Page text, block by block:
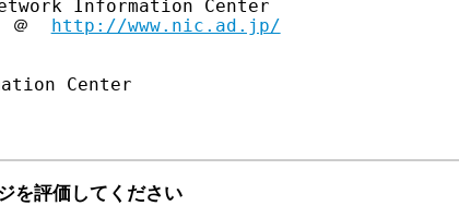
Information Center
＠ http://www.nic.ad.jp/
Center
を評価してください